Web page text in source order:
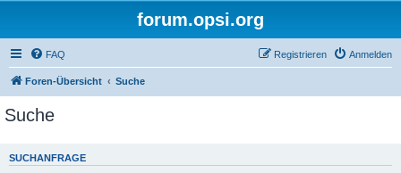
forum.opsi.org
FAQ Anmelden
Registrieren
Foren-Übersicht Suche
Suche
SUCHANFRAGE